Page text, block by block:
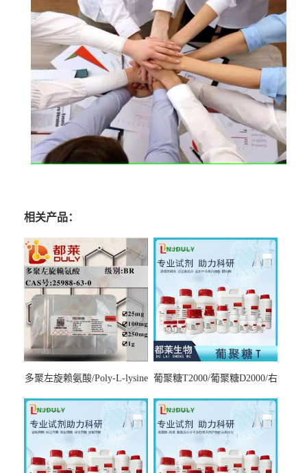
相关产品：
多聚左旋赖氨酸/Poly-L-lysine
7000，分子量7000-15000，分
子量2万～4万，分子量3～7
万，分子量7～15万，分子量
15～30万
葡聚糖T2000/葡聚糖D2000/右